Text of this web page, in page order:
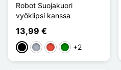
Robot Suojakuori
vyöklipsi kanssa
13,99 €
MustaHarmaaPunainen
Vihreä
+2